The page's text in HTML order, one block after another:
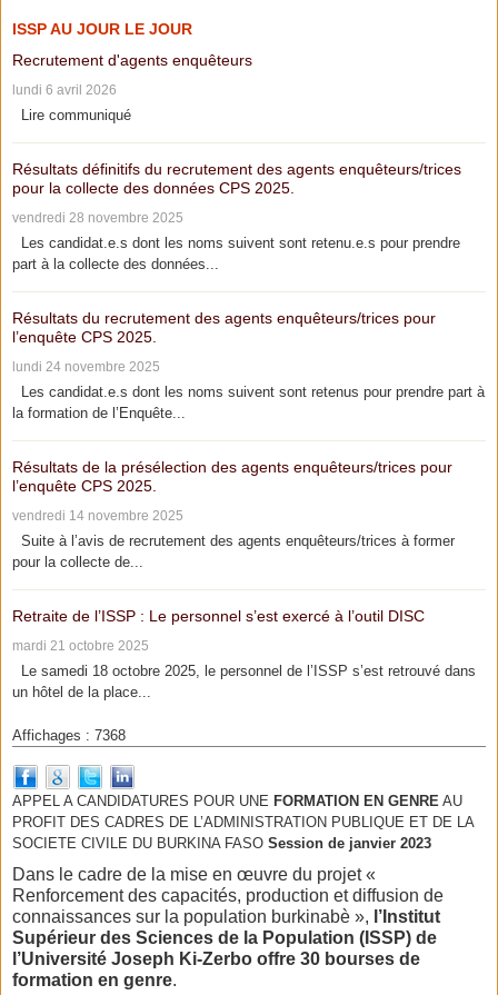
ISSP AU JOUR LE JOUR
Recrutement d'agents enquêteurs
lundi 6 avril 2026
Lire communiqué
Résultats définitifs du recrutement des agents enquêteurs/trices
pour la collecte des données CPS 2025.
vendredi 28 novembre 2025
Les candidat.e.s dont les noms suivent sont retenu.e.s pour prendre
part à la collecte des données...
Résultats du recrutement des agents enquêteurs/trices pour
l’enquête CPS 2025.
lundi 24 novembre 2025
Les candidat.e.s dont les noms suivent sont retenus pour prendre part à
la formation de l’Enquête...
Résultats de la présélection des agents enquêteurs/trices pour
l’enquête CPS 2025.
vendredi 14 novembre 2025
Suite à l’avis de recrutement des agents enquêteurs/trices à former
pour la collecte de...
Retraite de l’ISSP : Le personnel s’est exercé à l’outil DISC
mardi 21 octobre 2025
Le samedi 18 octobre 2025, le personnel de l’ISSP s’est retrouvé dans
un hôtel de la place...
Affichages : 7368
APPEL A CANDIDATURES POUR UNE FORMATION EN GENRE AU
PROFIT DES CADRES DE L’ADMINISTRATION PUBLIQUE ET DE LA
SOCIETE CIVILE DU BURKINA FASO Session de janvier 2023
Dans le cadre de la mise en œuvre du projet «
Renforcement des capacités, production et diffusion de
connaissances sur la population burkinabè », l’Institut
Supérieur des Sciences de la Population (ISSP) de
l’Université Joseph Ki-Zerbo offre 30 bourses de
formation en genre.